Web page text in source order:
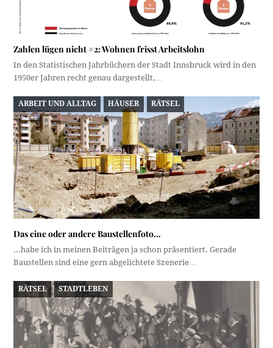
Zahlen lügen nicht #2: Wohnen frisst Arbeitslohn
In den Statistischen Jahrbüchern der Stadt Innsbruck wird in den
1950er Jahren recht genau dargestellt,…
ARBEIT UND ALLTAG HÄUSER RÄTSEL
Das eine oder andere Baustellenfoto…
...habe ich in meinen Beiträgen ja schon präsentiert. Gerade
Baustellen sind eine gern abgelichtete Szenerie…
RÄTSEL STADTLEBEN